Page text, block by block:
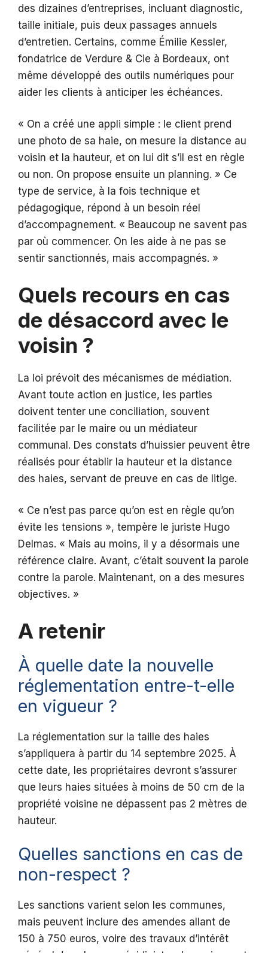
des dizaines d’entreprises, incluant diagnostic,
taille initiale, puis deux passages annuels
d’entretien. Certains, comme Émilie Kessler,
fondatrice de Verdure & Cie à Bordeaux, ont
même développé des outils numériques pour
aider les clients à anticiper les échéances.
« On a créé une appli simple : le client prend
une photo de sa haie, on mesure la distance au
voisin et la hauteur, et on lui dit s’il est en règle
ou non. On propose ensuite un planning. » Ce
type de service, à la fois technique et
pédagogique, répond à un besoin réel
d’accompagnement. « Beaucoup ne savent pas
par où commencer. On les aide à ne pas se
sentir sanctionnés, mais accompagnés. »
Quels recours en cas
de désaccord avec le
voisin ?
La loi prévoit des mécanismes de médiation.
Avant toute action en justice, les parties
doivent tenter une conciliation, souvent
facilitée par le maire ou un médiateur
communal. Des constats d’huissier peuvent être
réalisés pour établir la hauteur et la distance
des haies, servant de preuve en cas de litige.
« Ce n’est pas parce qu’on est en règle qu’on
évite les tensions », tempère le juriste Hugo
Delmas. « Mais au moins, il y a désormais une
référence claire. Avant, c’était souvent la parole
contre la parole. Maintenant, on a des mesures
objectives. »
A retenir
À quelle date la nouvelle
réglementation entre-t-elle
en vigueur ?
La réglementation sur la taille des haies
s’appliquera à partir du 14 septembre 2025. À
cette date, les propriétaires devront s’assurer
que leurs haies situées à moins de 50 cm de la
propriété voisine ne dépassent pas 2 mètres de
hauteur.
Quelles sanctions en cas de
non-respect ?
Les sanctions varient selon les communes,
mais peuvent inclure des amendes allant de
150 à 750 euros, voire des travaux d’intérêt